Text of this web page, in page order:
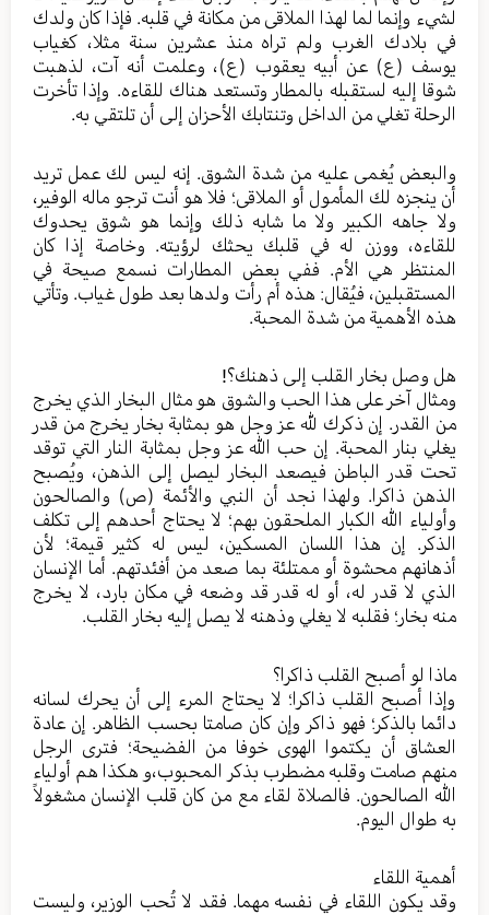
لشيء وإنما لما لهذا الملاقى من مكانة في قلبه. فإذا كان ولدك
في بلادك الغرب ولم تراه منذ عشرين سنة مثلا، كغياب
يوسف (ع) عن أبيه يعقوب (ع)، وعلمت أنه آت، لذهبت
شوقا إليه لستقبله بالمطار وتستعد هناك للقاءه. وإذا تأخرت
الرحلة تغلي من الداخل وتنتابك الأحزان إلى أن تلتقي به.
والبعض يُغمى عليه من شدة الشوق. إنه ليس لك عمل تريد
أن ينجزه لك المأمول أو الملاقى؛ فلا هو أنت ترجو ماله الوفير،
ولا جاهه الكبير ولا ما شابه ذلك وإنما هو شوق يحدوك
للقاءه، ووزن له في قلبك يحثك لرؤيته. وخاصة إذا كان
المنتظر هي الأم. ففي بعض المطارات نسمع صيحة في
المستقبلين، فيُقال: هذه أم رأت ولدها بعد طول غياب. وتأتي
هذه الأهمية من شدة المحبة.
هل وصل بخار القلب إلى ذهنك؟!
ومثال آخر على هذا الحب والشوق هو مثال البخار الذي يخرج
من القدر. إن ذكرك لله عز وجل هو بمثابة بخار يخرج من قدر
يغلي بنار المحبة. إن حب الله عز وجل بمثابة النار التي توقد
تحت قدر الباطن فيصعد البخار ليصل إلى الذهن، ويُصبح
الذهن ذاكرا. ولهذا نجد أن النبي والأئمة (ص) والصالحون
وأولياء الله الكبار الملحقون بهم؛ لا يحتاج أحدهم إلى تكلف
الذكر. إن هذا اللسان المسكين، ليس له كثير قيمة؛ لأن
أذهانهم محشوة أو ممتلئة بما صعد من أفئدتهم. أما الإنسان
الذي لا قدر له، أو له قدر قد وضعه في مكان بارد، لا يخرج
منه بخار؛ فقلبه لا يغلي وذهنه لا يصل إليه بخار القلب.
ماذا لو أصبح القلب ذاكرا؟
وإذا أصبح القلب ذاكرا؛ لا يحتاج المرء إلى أن يحرك لسانه
دائما بالذكر؛ فهو ذاكر وإن كان صامتا بحسب الظاهر. إن عادة
العشاق أن يكتموا الهوى خوفا من الفضيحة؛ فترى الرجل
منهم صامت وقلبه مضطرب بذكر المحبوب،و هكذا هم أولياء
الله الصالحون. فالصلاة لقاء مع من كان قلب الإنسان مشغولاً
به طوال اليوم.
أهمية اللقاء
وقد يكون اللقاء في نفسه مهما. فقد لا تُحب الوزير، وليست